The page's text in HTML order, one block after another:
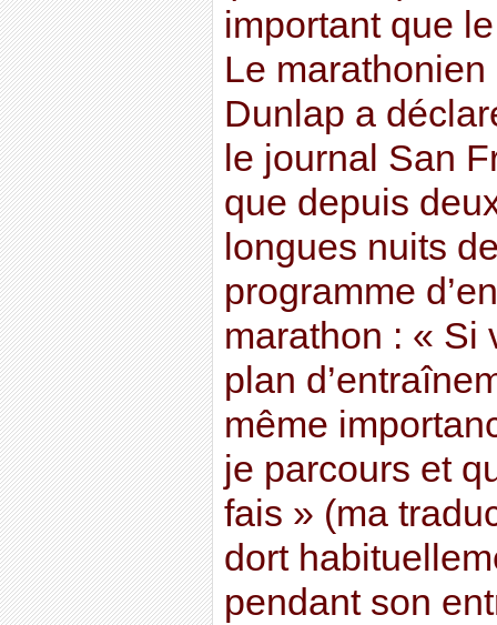
important que
Le
Dunlap a
le journal San
que depuis
longues nuits
programme
marathon : « Si
plan
même
je parcours et
fais » (ma
dort
pendant son